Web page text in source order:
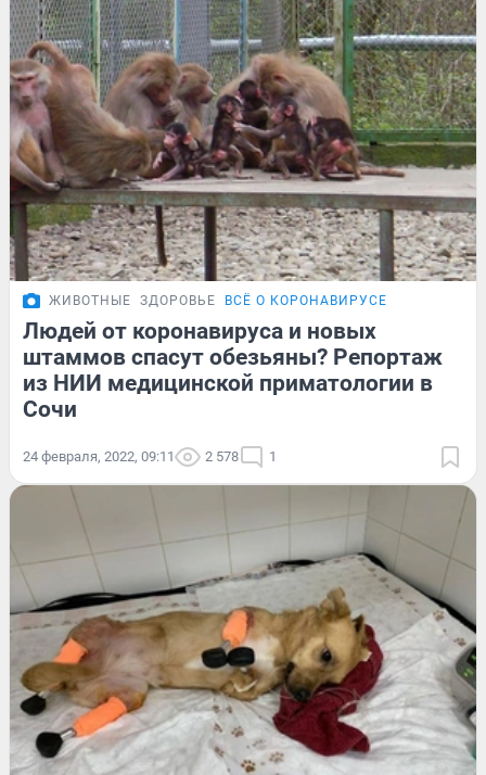
ЖИВОТНЫЕ ЗДОРОВЬЕ ВСЁ О КОРОНАВИРУСЕ
Людей от коронавируса и новых
штаммов спасут обезьяны? Репортаж
из НИИ медицинской приматологии в
Сочи
24 февраля, 2022, 09:11 2 578 1